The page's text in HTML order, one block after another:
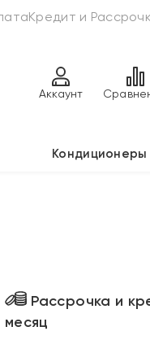
Кредит и
Аккаунт
Кондиционеры
Рассрочка и
месяц